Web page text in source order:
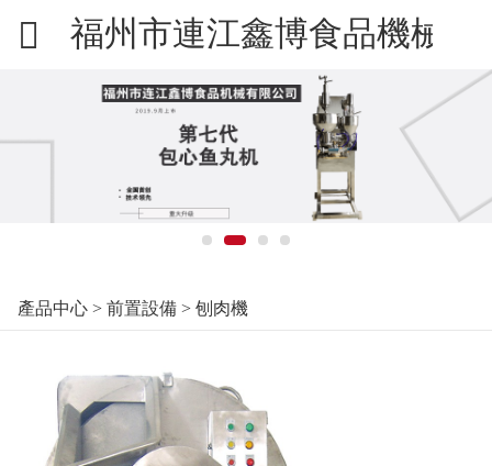
福州市連江鑫博食品機械有
產品中心> 前置設備> 刨肉機